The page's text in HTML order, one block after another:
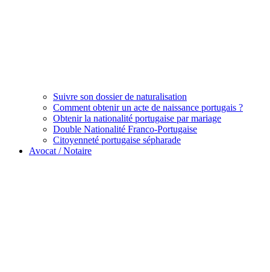
Suivre son dossier de naturalisation
Comment obtenir un acte de naissance portugais ?
Obtenir la nationalité portugaise par mariage
Double Nationalité Franco-Portugaise
Citoyenneté portugaise sépharade
Avocat / Notaire